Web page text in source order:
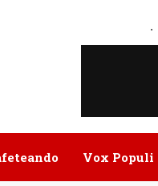
.
Vox Populi